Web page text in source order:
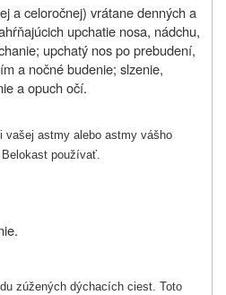
a celoročnej) vrátane denných a
upchatie nosa, nádchu,
upchatý nos po prebudení,
a nočné budenie; slzenie,
a opuch očí.
vašej astmy alebo astmy vášho
používať.
zúžených dýchacích ciest. Toto